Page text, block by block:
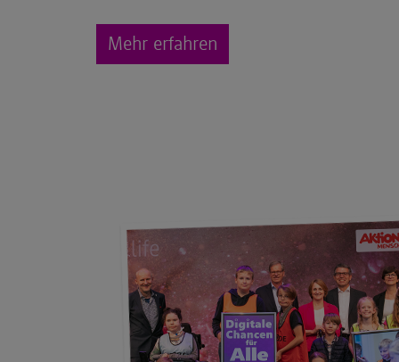
Mehr erfahren